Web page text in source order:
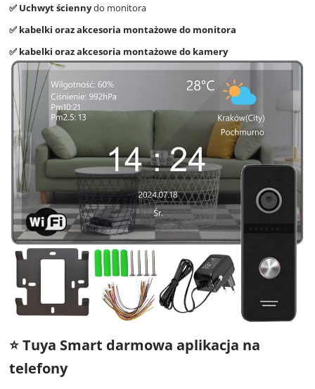
✅ Uchwyt ściennydo monitora
✅ kabelki oraz akcesoria montażowe do monitora
✅ kabelki oraz akcesoria montażowe do kamery
⭐ Tuya Smart darmowa aplikacja na
telefony